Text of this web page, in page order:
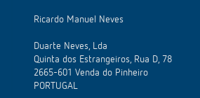
Ricardo Manuel Neves
Duarte Neves, Lda
Quinta dos Estrangeiros, Rua D, 78
2665-601 Venda do Pinheiro
PORTUGAL